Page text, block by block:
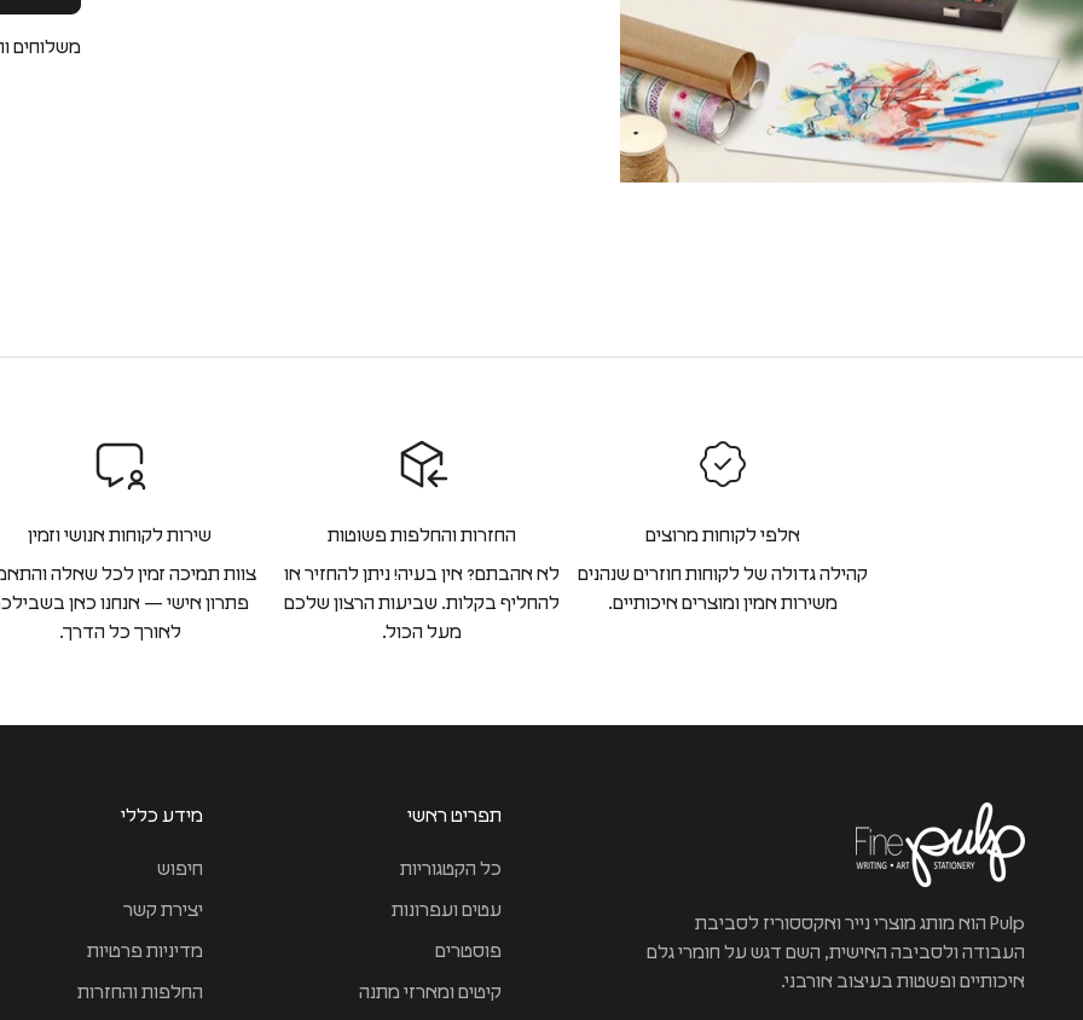
משלוחים
אלפי לקוחות מרוצים
קהילה גדולה של לקוחות חוזרים שנהנים
משירות אמין ומוצרים איכותיים.
החזרות והחלפות פשוטות
לא אהבתם? אין בעיה! ניתן להחזיר או
להחליף בקלות. שביעות הרצון שלכם
מעל הכול.
שירות לקוחות אנושי וזמין
צוות תמיכה זמין לכל שאלה
פתרון אישי — אנחנו כאן
לאורך כל הדרך.
Pulp הוא מותג מוצרי נייר ואקססוריז לסביבת
העבודה ולסביבה האישית, השם דגש על חומרי גלם
איכותיים ופשטות בעיצוב אורבני.
תפריט ראשי
כל הקטגוריות
עטים ועפרונות
פוסטרים
קיטים ומארזי מתנה
מידע כללי
חיפוש
יצירת קשר
מדיניות פרטיות
החלפות והחזרות